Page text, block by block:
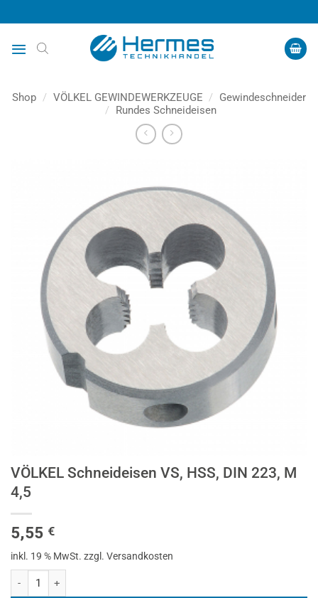
Inhalt
springen
Shop / VÖLKEL GEWINDEWERKZEUGE /
Gewindeschneider
/
Rundes Schneideisen
VÖLKEL Schneideisen VS, HSS, DIN 223, M
4,5
5,55 €
inkl. 19 % MwSt. zzgl. Versandkosten
VÖLKEL Schneideisen VS, HSS, DIN 223, M 4,5 Menge